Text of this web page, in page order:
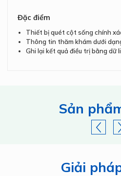
Đặc điểm
Thiết bị quét cột sống chính
Thông tin thăm khám dưới
Ghi lại kết quả điều trị bằng dữ
Sản
Giải